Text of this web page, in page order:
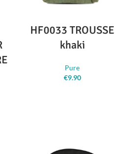
HF0033 TROUSSE
khaki
Pure
€9.90